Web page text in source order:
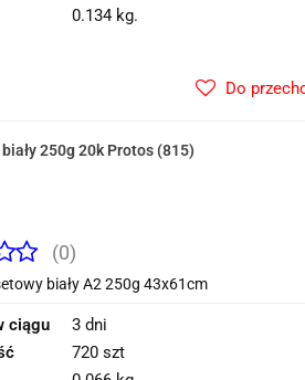
0.134 kg.
Do
250g 20k Protos (815)
(0)
biały A2 250g 43x61cm
ciągu
3 dni
720 szt